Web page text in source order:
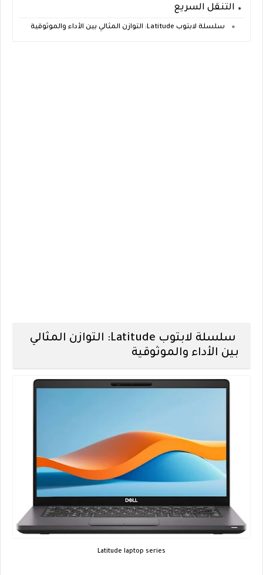
التنقل السريع
سلسلة لابتوب Latitude: التوازن المثالي بين الأداء والموثوقية
سلسلة لابتوب Latitude: التوازن المثالي
بين الأداء والموثوقية
Latitude laptop series